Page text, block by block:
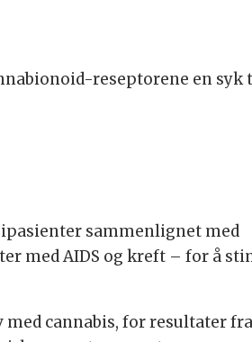
reseptorene en
sammenlignet med
med AIDS og kreft – for å
cannabis, for resultater fra